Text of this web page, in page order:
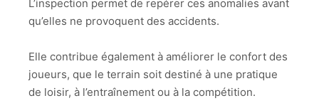
L’inspection permet de repérer ces anomalies avant
qu’elles ne provoquent des accidents.
Elle contribue également à améliorer le confort des
joueurs, que le terrain soit destiné à une pratique
de loisir, à l’entraînement ou à la compétition.